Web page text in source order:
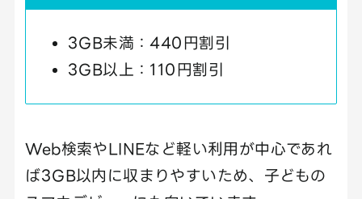
3GB未満：440円割引
3GB以上：110円割引
Web検索やLINEなど軽い利用が中心であれ
ば3GB以内に収まりやすいため、子どもの